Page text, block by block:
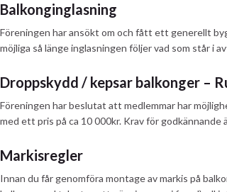
Balkonginglasning
Föreningen har ansökt om och fått ett generellt
möjliga så länge inglasningen följer vad som står i
Droppskydd / kepsar balkonger –
Föreningen har beslutat att medlemmar har
med ett pris på ca 10 000kr. Krav för
Markisregler
Innan du får genomföra montage av markis på